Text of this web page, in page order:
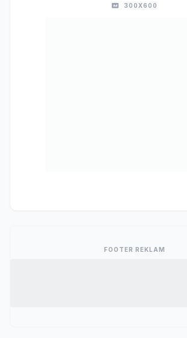
300X600
FOOTER REKLAM